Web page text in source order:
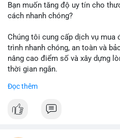
Bạn muốn tăng độ uy tín cho
cách nhanh chóng?
Chúng tôi cung cấp dịch vụ mua
trình nhanh chóng, an toàn và
nâng cao điểm số và xây dựng
thời gian ngắn.
Đặt hàng ngay hôm nay để nhận
👉 Order tại: localpvashop
Đọc thêm